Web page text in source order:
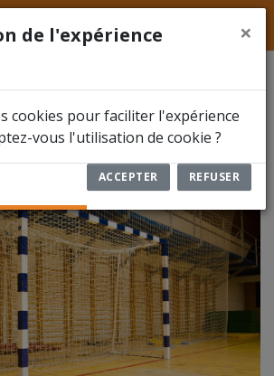
Centre Sportif
de l'expérience
×
cookies pour faciliter l'expérience
vous l'utilisation de cookie ?
ACCEPTER REFUSER
FÉDÉRATION
COMPÉTITIONS
DOCUMENTS
ARBITRES
ENCODER UN RÉSULTAT
RBFA FUTSAL